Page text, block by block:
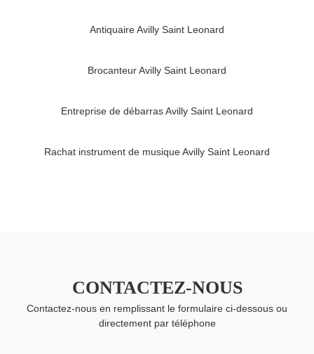
Antiquaire Avilly Saint Leonard
Brocanteur Avilly Saint Leonard
Entreprise de débarras Avilly Saint Leonard
Rachat instrument de musique Avilly Saint Leonard
CONTACTEZ-NOUS
Contactez-nous en remplissant le formulaire ci-dessous ou
directement par téléphone